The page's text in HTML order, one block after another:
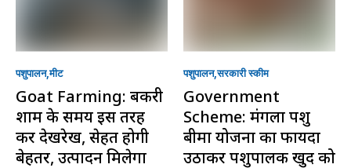
पशुपालन मीट
Goat Farming: बकरी
शाम के समय इस तरह
करें देखरेख, सेहत होगी
बेहतर, उत्पादन मिलेगा
पशुपालन सरकारी स्की‍म
Government
Scheme: मंगला पशु
बीमा योजना का फायदा
उठाकर पशुपालक खुद को